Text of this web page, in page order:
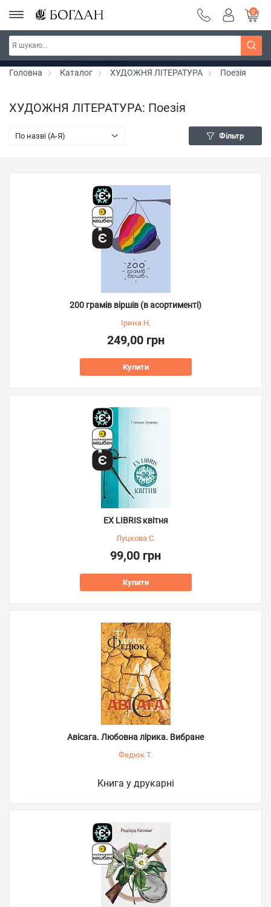
РОЗПРОДАЖ ~ 150 грн ~ 200 грн ~ 250 грн ~
300 грн ~ РОЗПРОДАЖ
Дізнатись більше
0
Головна Каталог ХУДОЖНЯ ЛІТЕРАТУРА Поезія
ХУДОЖНЯ ЛІТЕРАТУРА: Поезія
По назві (A-Я) Фільтр
200 грамів віршів (в асортименті)
Ірина Н.
249,00 грн
Купити
EX LIBRIS квітня
Луцкова С.
99,00 грн
Купити
Авісага. Любовна лірика. Вибране
Федюк Т.
Книга у друкарні